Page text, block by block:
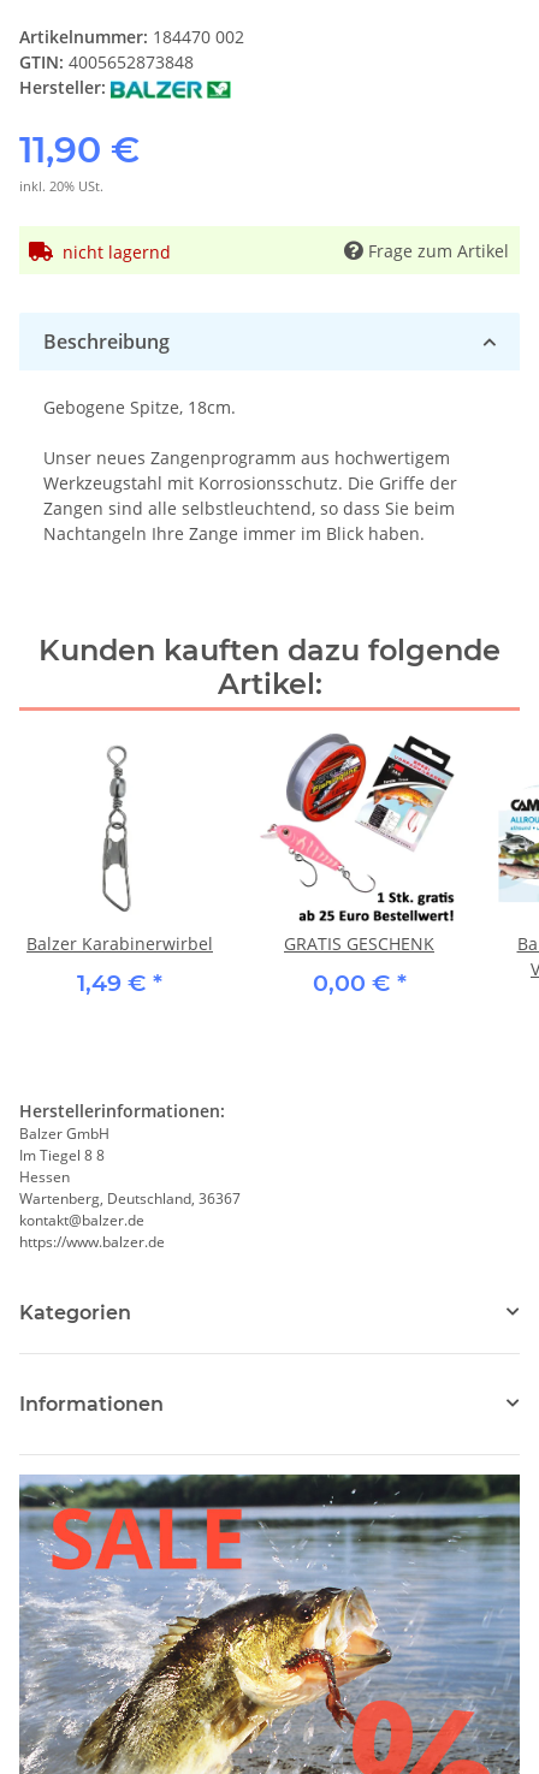
Artikelnummer: 184470 002
GTIN: 4005652873848
Hersteller:
11,90 €
inkl. 20% USt.
nicht lagernd Frage zum Artikel
Beschreibung
Gebogene Spitze, 18cm.
Unser neues Zangenprogramm aus hochwertigem
Werkzeugstahl mit Korrosionsschutz. Die Griffe der
Zangen sind alle selbstleuchtend, so dass Sie beim
Nachtangeln Ihre Zange immer im Blick haben.
Kunden kauften dazu folgende
Artikel:
Balzer Karabinerwirbel
1,49 € *
GRATIS GESCHENK
0,00 € *
Herstellerinformationen:
Balzer GmbH
Im Tiegel 8 8
Hessen
Wartenberg, Deutschland, 36367
kontakt@balzer.de
https://www.balzer.de
Kategorien
Informationen